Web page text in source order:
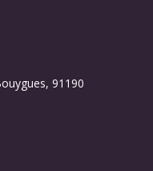
91190